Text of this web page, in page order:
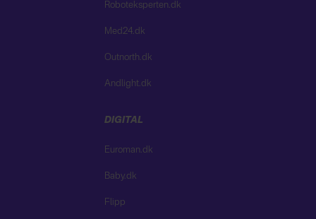
Roboteksperten.dk
Med24.dk
Outnorth.dk
Andlight.dk
DIGITAL
Euroman.dk
Baby.dk
Flipp